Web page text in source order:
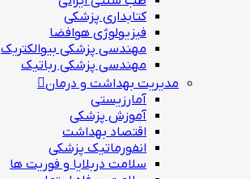
کتابداری پزشکی
فیزیولوژی هوافضا
مهندسی پزشکی بیوالکتریک
مهندسی پزشکی رباتیک
مدیریت بهداشت و درمان
آمارزیستی
آموزش پزشکی
اقتصاد بهداشت
انفورماتیک پزشکی
سلامت دربلايا و فوريت ها